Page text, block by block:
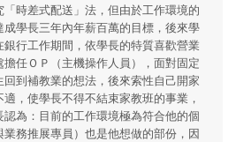
時差式配送」法，但由於工作環境的
學長三年內年薪百萬的目標，後來學
行工作期間，依學長的特質喜歡營業
任ＯＰ（主機操作人員），面對固定
到補教業的想法，後來索性自己開家
，使學長不得不結束家教班的事業，
為：目前的工作環境極為符合他的個
務推展專員）也是他想做的部份，因